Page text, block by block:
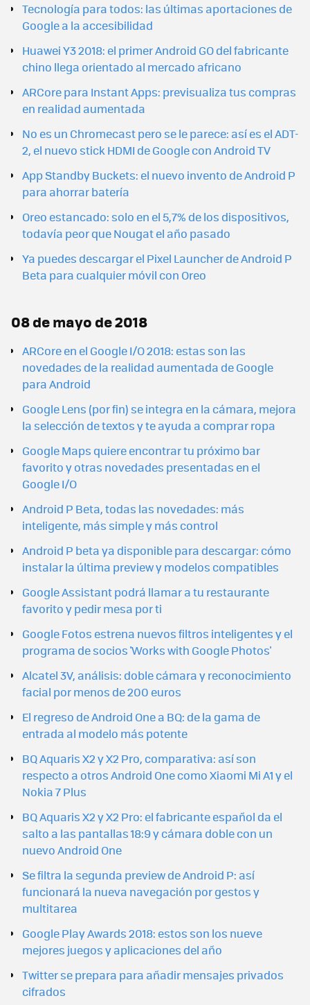
Tecnología para todos: las últimas aportaciones de
Google a la accesibilidad
Huawei Y3 2018: el primer Android GO del fabricante
chino llega orientado al mercado africano
ARCore para Instant Apps: previsualiza tus compras
en realidad aumentada
No es un Chromecast pero se le parece: así es el ADT-
2, el nuevo stick HDMI de Google con Android TV
App Standby Buckets: el nuevo invento de Android P
para ahorrar batería
Oreo estancado: solo en el 5,7% de los dispositivos,
todavía peor que Nougat el año pasado
Ya puedes descargar el Pixel Launcher de Android P
Beta para cualquier móvil con Oreo
08 de mayo de 2018
ARCore en el Google I/O 2018: estas son las
novedades de la realidad aumentada de Google
para Android
Google Lens (por fin) se integra en la cámara, mejora
la selección de textos y te ayuda a comprar ropa
Google Maps quiere encontrar tu próximo bar
favorito y otras novedades presentadas en el
Google I/O
Android P Beta, todas las novedades: más
inteligente, más simple y más control
Android P beta ya disponible para descargar: cómo
instalar la última preview y modelos compatibles
Google Assistant podrá llamar a tu restaurante
favorito y pedir mesa por ti
Google Fotos estrena nuevos filtros inteligentes y el
programa de socios 'Works with Google Photos'
Alcatel 3V, análisis: doble cámara y reconocimiento
facial por menos de 200 euros
El regreso de Android One a BQ: de la gama de
entrada al modelo más potente
BQ Aquaris X2 y X2 Pro, comparativa: así son
respecto a otros Android One como Xiaomi Mi A1 y el
Nokia 7 Plus
BQ Aquaris X2 y X2 Pro: el fabricante español da el
salto a las pantallas 18:9 y cámara doble con un
nuevo Android One
Se filtra la segunda preview de Android P: así
funcionará la nueva navegación por gestos y
multitarea
Google Play Awards 2018: estos son los nueve
mejores juegos y aplicaciones del año
Twitter se prepara para añadir mensajes privados
cifrados